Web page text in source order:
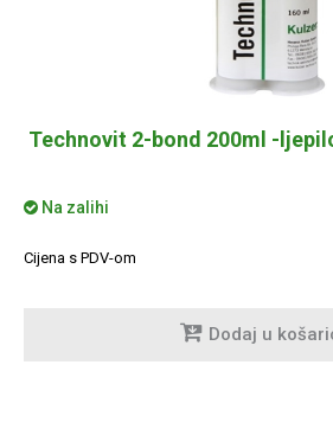
Technovit 2-bond 200ml -
Na zalihi
Cijena s PDV-om
Dodaj u